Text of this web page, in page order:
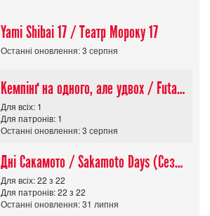
Yami Shibai 17 / Театр Мороку 17
Останні оновлення: 3 серпня
Кемпінґ на одного, але удвох / Futari Solo Camp
Для всіх: 1
Для патронів: 1
Останні оновлення: 3 серпня
Дні Сакамото / Sakamoto Days (Сезон 1)
Для всіх: 22 з 22
Для патронів: 22 з 22
Останні оновлення: 31 липня